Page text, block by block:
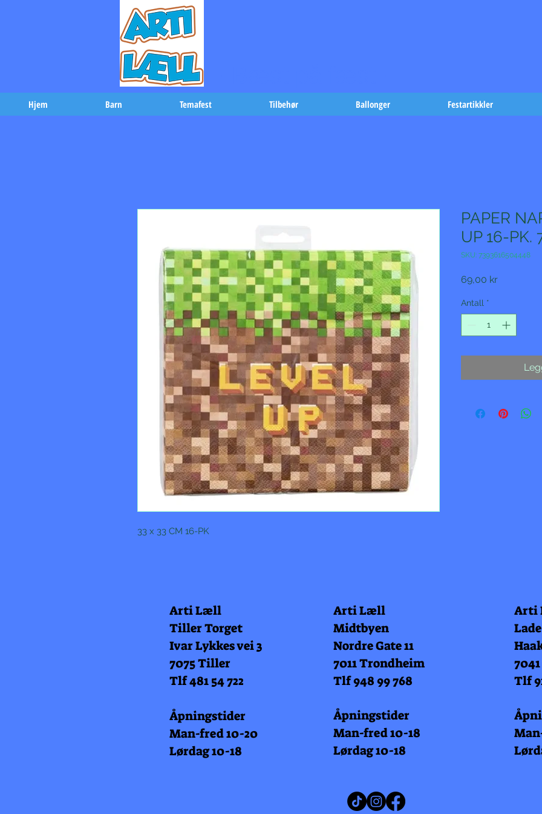
Hjem Barn Temafest Tilbehør Ballonger Festartikkler
33 x 33 CM 16-PK
PAPER
UP 16-PK.
SKU: 7393616504448
69,00 krPris
Antall *
Arti Læll
Tiller Torget
Ivar Lykkes vei 3
7075 Tiller
Tlf 481 54 722
Åpningstider
Man-fred 10-20
Lørdag 10-18
Arti Læll
Midtbyen
Nordre Gate 11
7011 Trondheim
Tlf 948 99 768
Åpningstider
Man-fred 10-18
Lørdag 10-18
Arti
Tlf